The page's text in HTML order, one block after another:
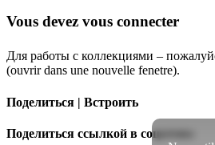
Vous devez vous connecter
Для работы с коллекциями –
(ouvrir dans une nouvelle fenetre).
Поделиться | Встроить
Поделиться ссылкой в соцсетях: